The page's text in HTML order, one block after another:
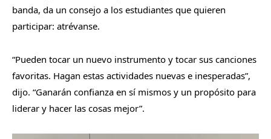
banda, da un consejo a los estudiantes que quieren
participar: atrévanse.
“Pueden tocar un nuevo instrumento y tocar sus canciones
favoritas. Hagan estas actividades nuevas e inesperadas”,
dijo. “Ganarán confianza en sí mismos y un propósito para
liderar y hacer las cosas mejor”.